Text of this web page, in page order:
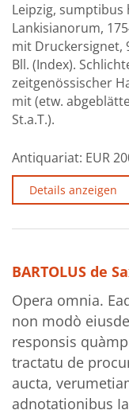
Leipzig, sumptibus
Lankisianorum,
mit Druckersignet,
Bll. (Index).
zeitgenössischer
mit (etw.
St.a.T.).
Antiquariat: EUR
Details anzeigen
BARTOLUS de
Opera omnia.
non modò
responsis
tractatu de
aucta,
adnotationibus